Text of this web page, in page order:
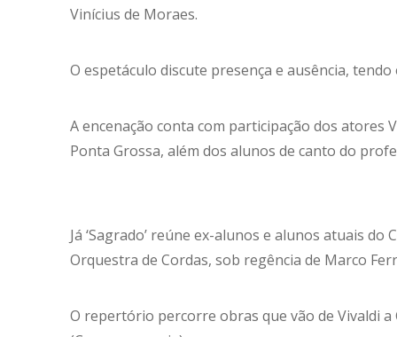
Vinícius de Moraes.
O espetáculo discute presença e ausência,
A encenação conta com participação dos atores
Ponta Grossa, além dos alunos de canto do
Já ‘Sagrado’ reúne ex-alunos e alunos atuais
Orquestra de Cordas, sob regência de Marco
O repertório percorre obras que vão de Vivaldi